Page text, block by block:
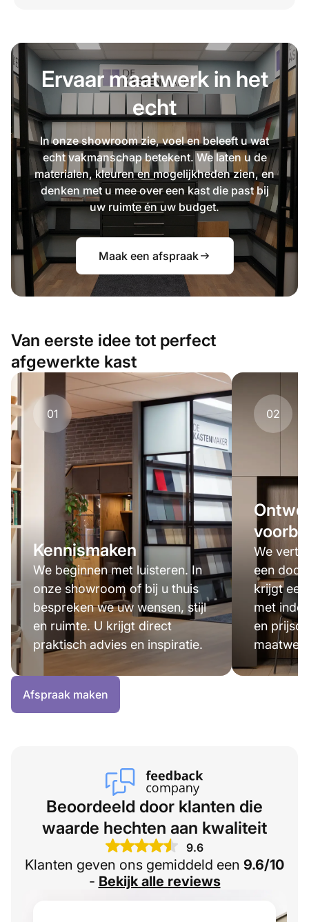
Ervaar maatwerk in het
echt
In onze showroom zie, voel en beleeft u wat
echt vakmanschap betekent. We laten u de
materialen, kleuren en mogelijkheden zien, en
denken met u mee over een kast die past bij
uw ruimte én uw budget.
Maak een afspraak
Van eerste idee tot perfect
afgewerkte kast
01
Kennismaken
We beginnen met luisteren. In
onze showroom of bij u thuis
bespreken we uw wensen, stijl
en ruimte. U krijgt direct
praktisch advies en inspiratie.
02
We
een
krijgt
met
en
Afspraak maken
Beoordeeld door klanten die
waarde hechten aan kwaliteit
9.6
Klanten geven ons gemiddeld een 9.6/10
- Bekijk alle reviews